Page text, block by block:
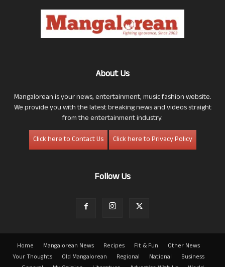
About Us
Mangalorean is your news, entertainment, music fashion website.
We provide you with the latest breaking news and videos straight
from the entertainment industry.
Click here to Contact Us
Click here to Privacy Policy
Follow Us
Home Mangalorean News Recipes Fit & Fun
Other News
Your Thoughts
Old Mangalorean Regional National
Business